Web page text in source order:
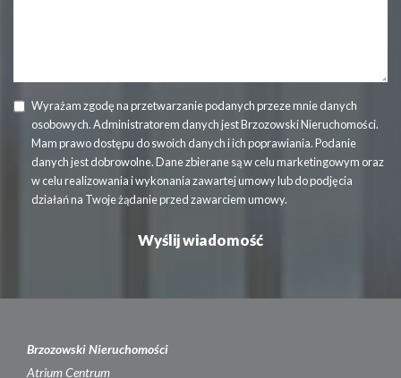
Wyrażam zgodę na przetwarzanie podanych przeze mnie danych
osobowych. Administratorem danych jest Brzozowski Nieruchomości.
Mam prawo dostępu do swoich danych i ich poprawiania. Podanie
danych jest dobrowolne. Dane zbierane są w celu marketingowym oraz
w celu realizowania i wykonania zawartej umowy lub do podjęcia
działań na Twoje żądanie przed zawarciem umowy.
Brzozowski Nieruchomości
Atrium Centrum